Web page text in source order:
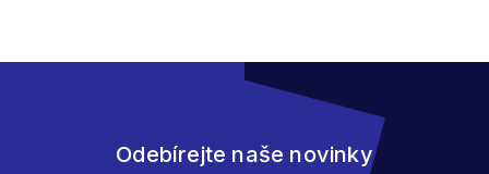
Odebírejte naše novinky